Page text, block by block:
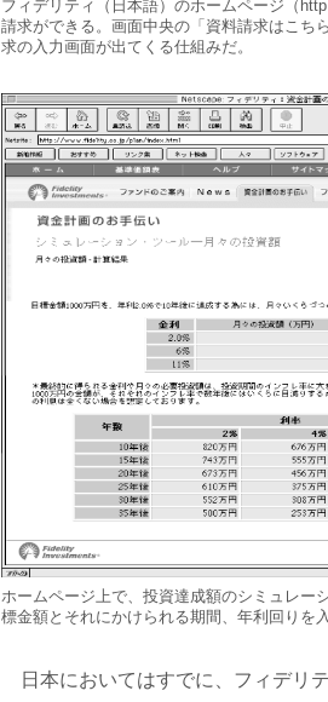
フィデリティ（日本語）のホームページ（
請求ができる。画面中央の「資料請求はこち
求の入力画面が出てくる仕組みだ。
ホームページ上で、投資達成額のシミュレー
標金額とそれにかけられる期間、年利回りを
日本においてはすでに、フィデリ